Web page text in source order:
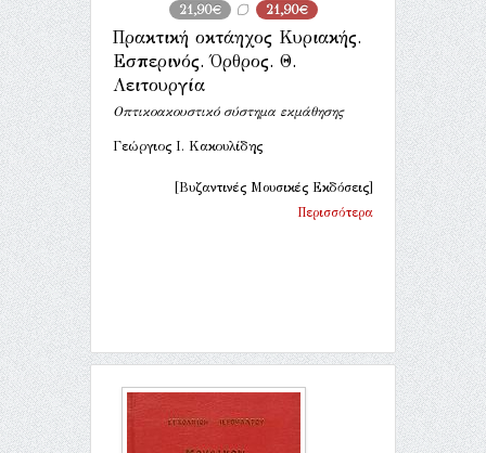
21,90€ 21,90€
Πρακτική οκτάηχος Κυριακής.
Εσπερινός. Όρθρος. Θ.
Λειτουργία
Οπτικοακουστικό σύστημα εκμάθησης
Γεώργιος Ι. Κακουλίδης
[Βυζαντινές Μουσικές Εκδόσεις]
Περισσότερα